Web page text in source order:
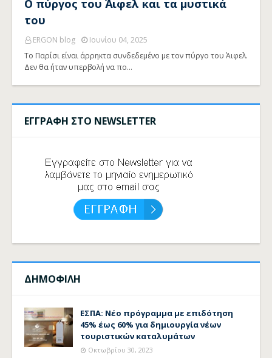
Ο πύργος του Άιφελ και τα μυστικά
του
ERGON blog
Ιουνίου 04, 2025
Το Παρίσι είναι άρρηκτα συνδεδεμένο με τον πύργο του Άιφελ.
Δεν θα ήταν υπερβολή να πο…
ΕΓΓΡΑΦΗ ΣΤΟ NEWSLETTER
ΔΗΜΟΦΙΛΗ
ΕΣΠΑ: Νέο πρόγραμμα με επιδότηση
45% έως 60% για δημιουργία νέων
τουριστικών καταλυμάτων
Οκτωβρίου 30, 2023